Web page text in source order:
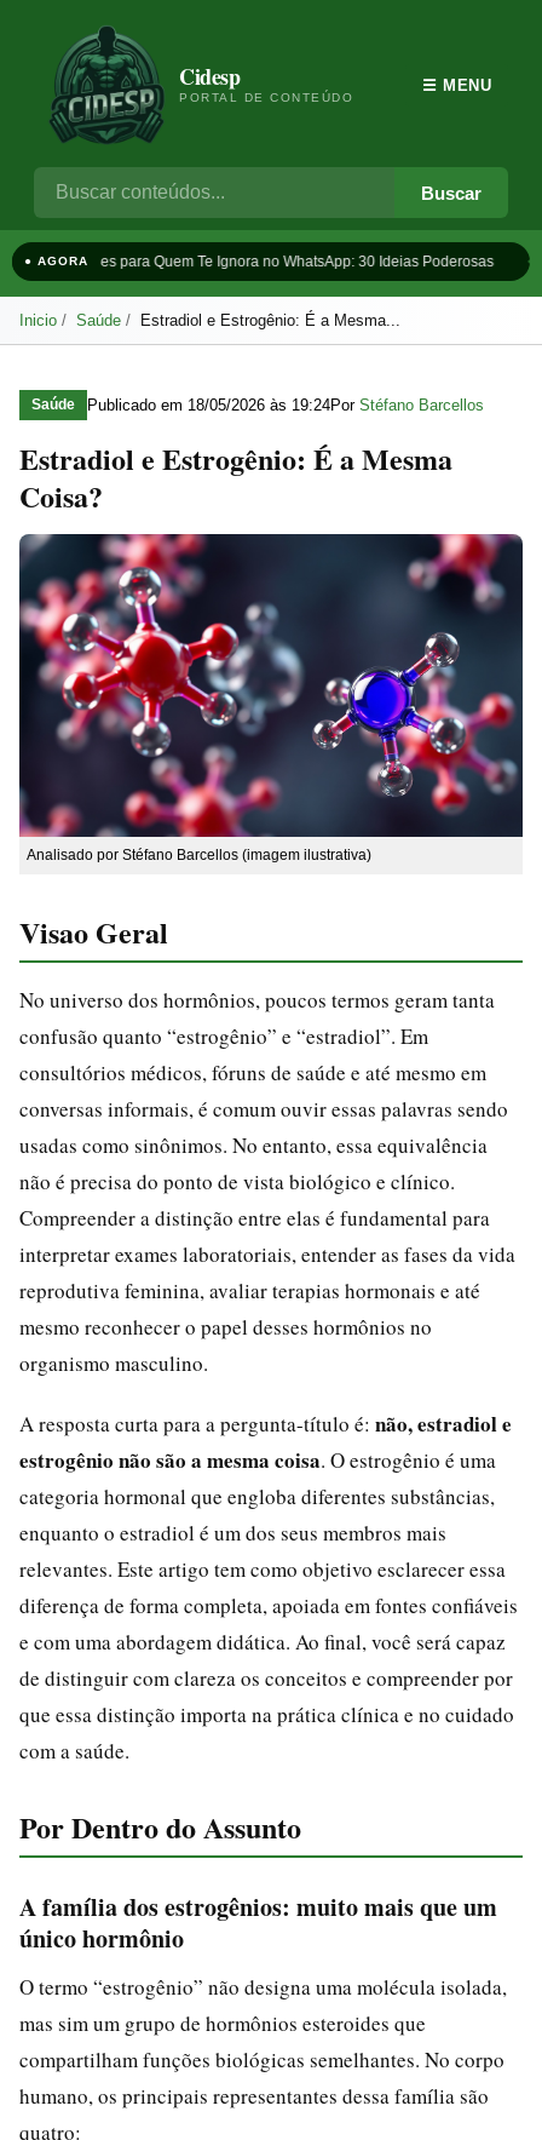
Cidesp
PORTAL DE CONTEÚDO
Buscar
☰ MENU
● AGORAFrases para Quem Te Ignora no WhatsApp: 30 Ideias Poderosas
Inicio Saúde Estradiol e Estrogênio: É a Mesma...
Saúde Publicado em 18/05/2026 às 19:24Por Stéfano Barcellos
Estradiol e Estrogênio: É a Mesma
Coisa?
Analisado por Stéfano Barcellos (imagem ilustrativa)
Visao Geral
No universo dos hormônios, poucos termos geram tanta
confusão quanto “estrogênio” e “estradiol”. Em
consultórios médicos, fóruns de saúde e até mesmo em
conversas informais, é comum ouvir essas palavras sendo
usadas como sinônimos. No entanto, essa equivalência
não é precisa do ponto de vista biológico e clínico.
Compreender a distinção entre elas é fundamental para
interpretar exames laboratoriais, entender as fases da vida
reprodutiva feminina, avaliar terapias hormonais e até
mesmo reconhecer o papel desses hormônios no
organismo masculino.
A resposta curta para a pergunta-título é: não, estradiol e
estrogênio não são a mesma coisa. O estrogênio é uma
categoria hormonal que engloba diferentes substâncias,
enquanto o estradiol é um dos seus membros mais
relevantes. Este artigo tem como objetivo esclarecer essa
diferença de forma completa, apoiada em fontes confiáveis
e com uma abordagem didática. Ao final, você será capaz
de distinguir com clareza os conceitos e compreender por
que essa distinção importa na prática clínica e no cuidado
com a saúde.
Por Dentro do Assunto
A família dos estrogênios: muito mais que um
único hormônio
O termo “estrogênio” não designa uma molécula isolada,
mas sim um grupo de hormônios esteroides que
compartilham funções biológicas semelhantes. No corpo
humano, os principais representantes dessa família são
quatro: